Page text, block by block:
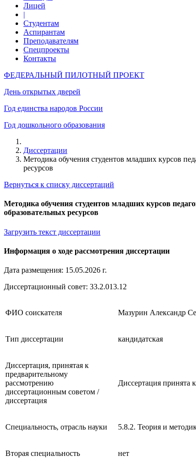
Лицей
|
Студентам
Аспирантам
Преподавателям
Спецпроекты
Контакты
ФЕДЕРАЛЬНЫЙ ПИЛОТНЫЙ ПРОЕКТ
День открытых дверей
Год единства народов России
Год дошкольного образования
Диссертации
Методика обучения студентов младших курсов
ресурсов
Вернуться к списку диссертаций
Методика обучения студентов младших курсов
образовательных ресурсов
Загрузить текст диссертации
Информация о ходе рассмотрения диссертации
Дата размещения: 15.05.2026 г.
Диссертационный совет: 33.2.013.12
ФИО соискателя Мазурин Александр
Тип диссертации кандидатская
Диссертация, принятая к
предварительному
рассмотрению
диссертационным советом /
диссертация
Диссертация принята
Специальность, отрасль науки 5.8.2. Теория и
Вторая специальность нет